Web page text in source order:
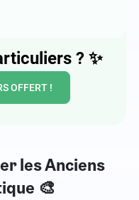
? ✨
OFFERT !
les Anciens
🎨